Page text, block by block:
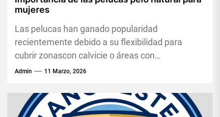
mujeres
Las pelucas han ganado popularidad
recientemente debido a su flexibilidad para
cubrir zonascon calvicie o áreas con
adelgazamiento del cabello. Con este creciente
Admin 11 Marzo, 2026